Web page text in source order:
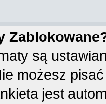
są
możesz
jest